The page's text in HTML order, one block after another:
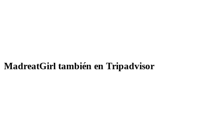
MadreatGirl también en Tripadvisor